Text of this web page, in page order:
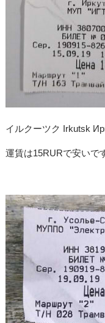
イルクーツク Irkutsk
運賃は15RURで安いで